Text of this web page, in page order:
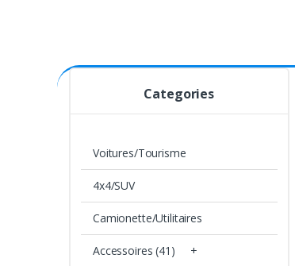
Categories
Voitures/Tourisme
4x4/SUV
Camionette/Utilitaires
Accessoires (41) +